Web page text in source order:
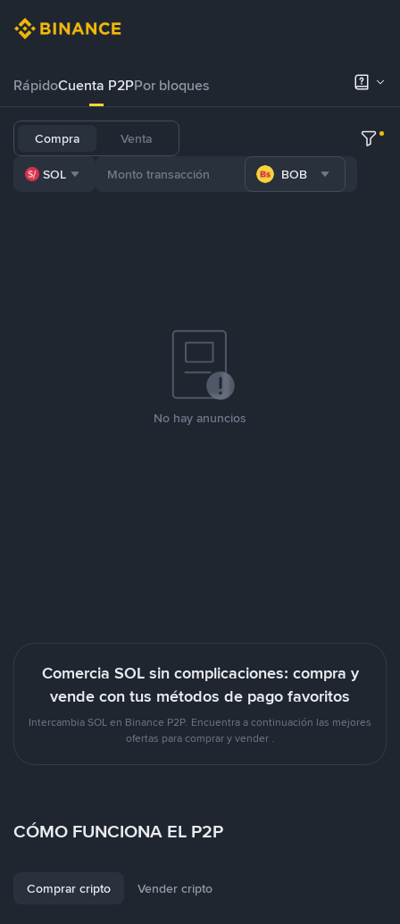
RápidoCuenta P2PPor bloques
Compra Venta
SOL BOB
No hay anuncios
Comercia SOL sin complicaciones: compra y
vende con tus métodos de pago favoritos
Intercambia SOL en Binance P2P. Encuentra a continuación las mejores
ofertas para comprar y vender .
CÓMO FUNCIONA EL P2P
Comprar cripto Vender cripto